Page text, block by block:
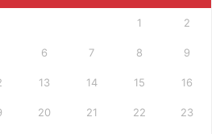
1 2
6 7 8 9
13 14 15 16
20 21 22 23